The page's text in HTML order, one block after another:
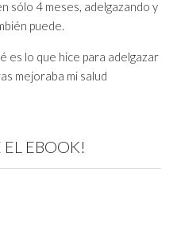
sólo 4 meses, adelgazando y
puede.
es lo que hice para adelgazar
mejoraba mi salud
EL EBOOK!